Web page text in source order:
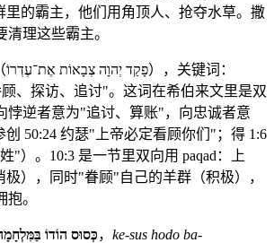
里的霸主，他们用角顶人、抢夺水草。撒
理这些霸主。
"眷顾自己的羊群"（פָקַד יְהוָה צְבָאוֹת אֶת־עֶדְרוֹ），关键词：
、探访、追讨"。这词在希伯来文里是双
悖逆者意为"追讨、算账"，向忠诚者意
50:24 约瑟"上帝必定看顾你们"；得 1:6
"）。10:3 是一节里双向用 paqad：上
），同时"眷顾"自己的羊群（积极），
。
כְּסוּס הוֹדוֹ， ke-sus hodo ba-